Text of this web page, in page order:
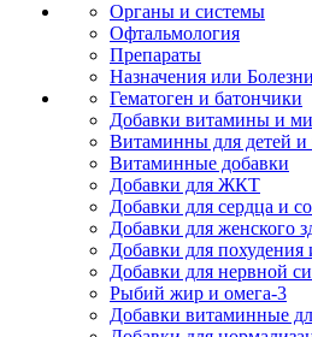
Органы и системы
Офтальмология
Препараты
Назначения или Болезни
Гематоген и батончики
Добавки витамины и
Витаминны для детей и
Витаминные добавки
Добавки для ЖКТ
Добавки для сердца и
Добавки для женского
Добавки для
Добавки для нервной
Рыбий жир и омега-3
Добавки витаминные